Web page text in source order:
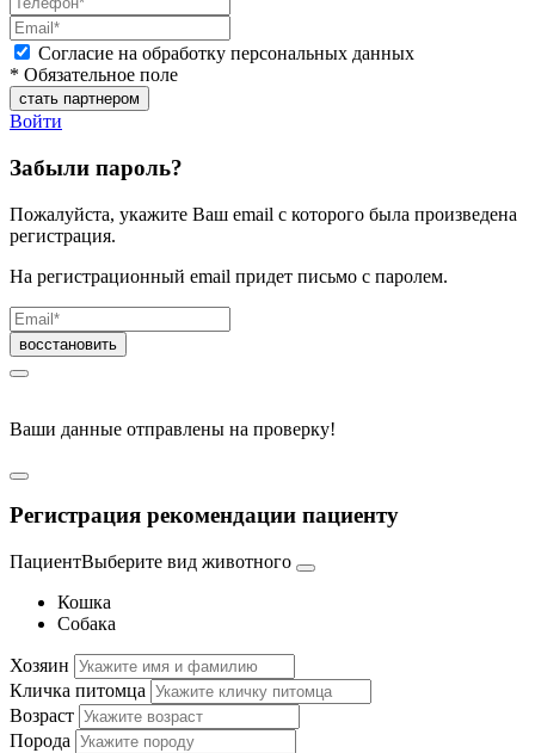
Согласие на обработку персональных данных
* Обязательное поле
Войти
Забыли пароль?
Пожалуйста, укажите Ваш email с которого была произведена
регистрация.
На регистрационный email придет письмо с паролем.
Ваши данные отправлены на проверку!
Регистрация рекомендации пациенту
ПациентВыберите вид животного
Кошка
Собака
Хозяин
Кличка питомца
Возраст
Порода